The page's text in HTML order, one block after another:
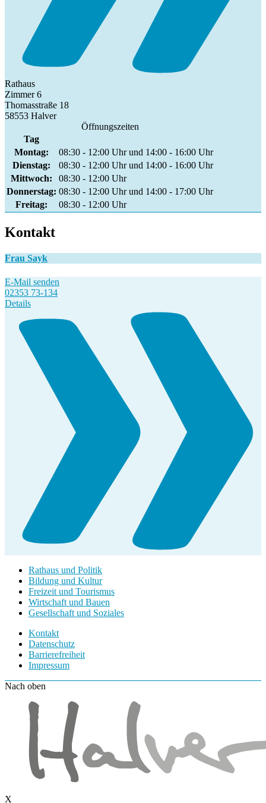
Rathaus
Zimmer 6
Thomasstraße 18
58553 Halver
Öffnungszeiten
Tag
Montag:
08:30 - 12:00 Uhr und 14:00 - 16:00 Uhr
Dienstag:
08:30 - 12:00 Uhr und 14:00 - 16:00 Uhr
Mittwoch:
08:30 - 12:00 Uhr
Donnerstag: 08:30 - 12:00 Uhr und 14:00 - 17:00 Uhr
Freitag:
08:30 - 12:00 Uhr
Kontakt
Frau Sayk
E-Mail senden
02353 73-134
Details
Rathaus und Politik
Bildung und Kultur
Freizeit und Tourismus
Wirtschaft und Bauen
Gesellschaft und Soziales
Kontakt
Datenschutz
Barrierefreiheit
Impressum
Nach oben
X